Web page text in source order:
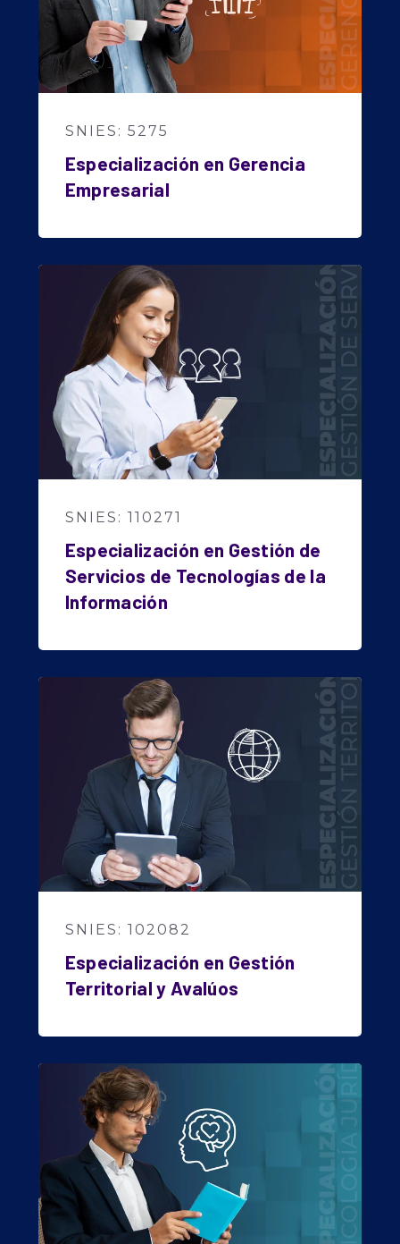
SNIES: 5275
Especialización en Gerencia
Empresarial
SNIES: 110271
Especialización en Gestión de
Servicios de Tecnologías de la
Información
SNIES: 102082
Especialización en Gestión
Territorial y Avalúos